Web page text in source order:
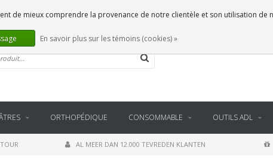
FR
ORTHOPÉDIQUE CONSOMMABLE OUTILS ADL
AL MEER DAN 12.000 TEVREDEN KLANTEN
de mieux comprendre la provenance de notre clientèle et son utilisation
En savoir plus sur les témoins (cookies) »